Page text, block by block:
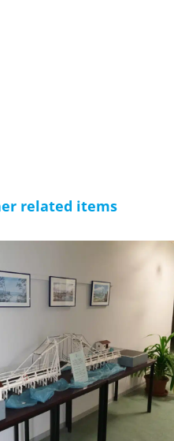
related items
Pension-08